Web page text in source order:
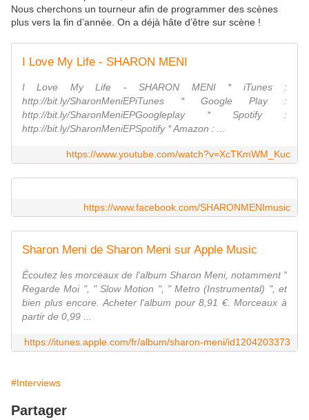
Nous cherchons un tourneur afin de programmer des scènes
plus vers la fin d’année. On a déjà hâte d’être sur scène !
I Love My Life - SHARON MENI
I Love My Life - SHARON MENI * iTunes :
http://bit.ly/SharonMeniEPiTunes * Google Play :
http://bit.ly/SharonMeniEPGoogleplay * Spotify :
http://bit.ly/SharonMeniEPSpotify * Amazon : ...
https://www.youtube.com/watch?v=XcTKmWM_Kuc
https://www.facebook.com/SHARONMENImusic
Sharon Meni de Sharon Meni sur Apple Music
Écoutez les morceaux de l'album Sharon Meni, notamment "
Regarde Moi ", " Slow Motion ", " Metro (Instrumental) ", et
bien plus encore. Acheter l'album pour 8,91 €. Morceaux à
partir de 0,99 ...
https://itunes.apple.com/fr/album/sharon-meni/id1204203373
#Interviews
Partager